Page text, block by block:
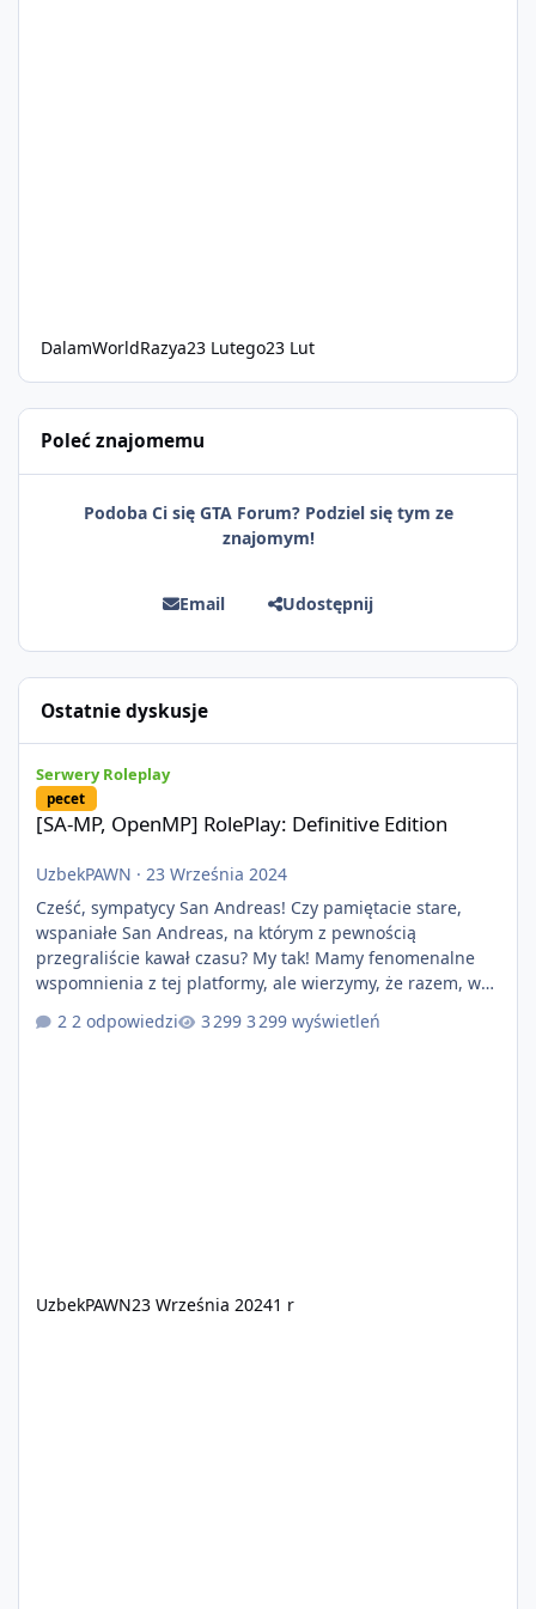
DalamWorldRazya23 Lutego23 Lut
Poleć znajomemu
Podoba Ci się GTA Forum? Podziel się tym ze
znajomym!
Email Udostępnij
Ostatnie dyskusje
Serwery Roleplay
pecet
[SA-MP, OpenMP] RolePlay: Definitive Edition
UzbekPAWN · 23 Września 2024
Cześć, sympatycy San Andreas! Czy pamiętacie stare,
wspaniałe San Andreas, na którym z pewnością
przegraliście kawał czasu? My tak! Mamy fenomenalne
wspomnienia z tej platformy, ale wierzymy, że razem, w
nowopowstającym projekcie RolePlay: Definitive Edition
uda nam się zbudować nowe, piękne chwile w roleplayu,
2 odpowiedzi 3 299 wyświetleń
UzbekPAWN23 Września 20241 r